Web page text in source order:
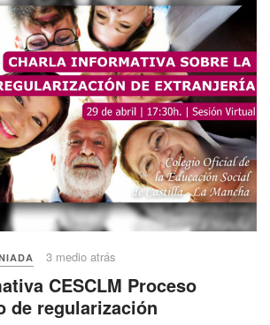
3 medio atrás
CESCLM Proceso
de regularización